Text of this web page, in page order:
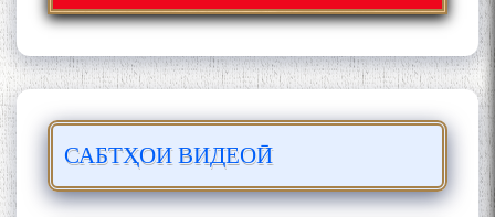
САБТҲОИ ВИДЕОӢ
Сайре дар Осорхона
Муҳаммадҷон Раҳимӣ